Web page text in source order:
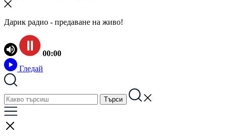
Дарик радио - предаване на живо!
00:00
Гледай